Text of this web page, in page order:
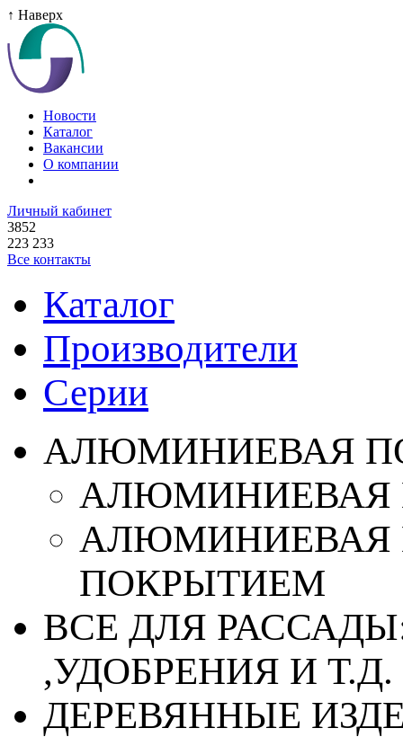
↑ Наверх
Новости
Каталог
Вакансии
О компании
Личный кабинет
3852
223 233
Все контакты
Каталог
Производители
Серии
АЛЮМИНИЕВАЯ
АЛЮМИНИЕВАЯ
АЛЮМИНИЕВАЯ
ПОКРЫТИЕМ
ВСЕ ДЛЯ
,УДОБРЕНИЯ И Т.Д.
ДЕРЕВЯННЫЕ